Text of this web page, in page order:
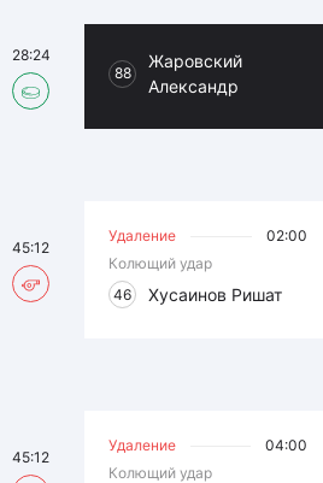
88
Жаровский
Александр
28:24
Удаление
02:00
Колющий удар
46
Хусаинов Ришат
45:12
Удаление
04:00
Колющий удар
45:12